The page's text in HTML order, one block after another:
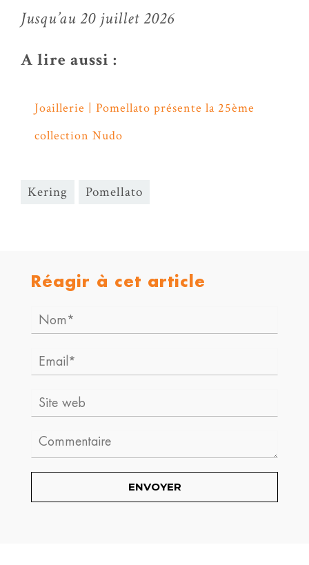
Jusqu’au 20 juillet 2026
A lire aussi :
Joaillerie | Pomellato présente la 25ème
collection Nudo
Kering Pomellato
Réagir à cet article
Nom*
Email*
Site
web
Comment